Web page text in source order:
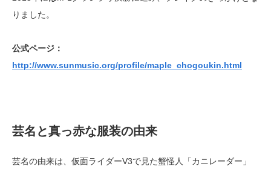
りました。
公式ページ：
http://www.sunmusic.org/profile/maple_chogoukin.html
芸名と真っ赤な服装の由来
芸名の由来は、仮面ライダーV3で見た蟹怪人「カニレーダー」